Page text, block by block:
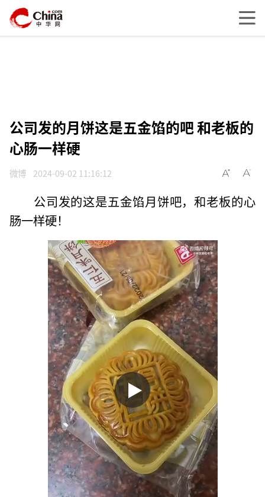
公司发的月饼这是五金馅的吧 和老板的
心肠一样硬
微博 2024-09-02 11:16:12
公司发的这是五金馅月饼吧，和老板的心
肠一样硬！